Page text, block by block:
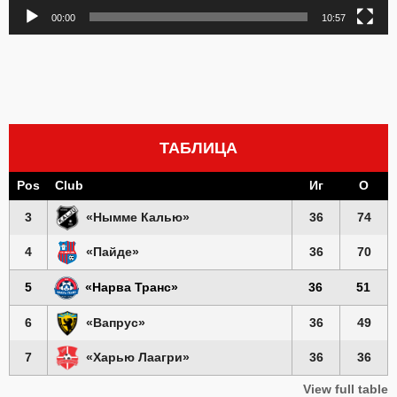
00:00 10:57
ТАБЛИЦА
Pos Club Иг О
3 «Нымме Калью» 36 74
4 «Пайде» 36 70
5 «Нарва Транс» 36 51
6 «Вапрус» 36 49
7 «Харью Лаагри» 36 36
View full table